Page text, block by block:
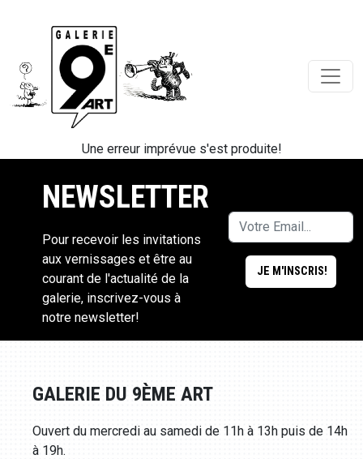
Une erreur imprévue s'est produite!
NEWSLETTER
Pour recevoir les invitations
aux vernissages et être au
courant de l'actualité de la
galerie, inscrivez-vous à
notre newsletter!
GALERIE DU 9ÈME ART
Ouvert du mercredi au samedi de 11h à 13h puis de 14h
à 19h.